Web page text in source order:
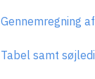
Gennemregning
Tabel samt